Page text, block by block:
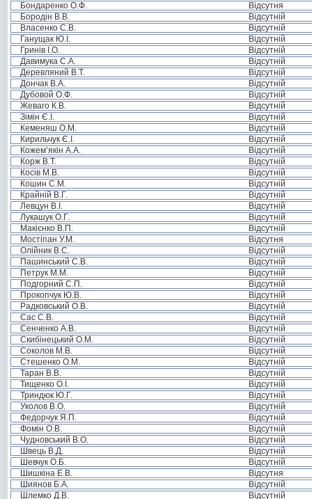
Бондаренко О.Ф.
Відсутня
Бородін В.В.
Відсутній
Власенко С.В.
Відсутній
Ганущак Ю.І.
Відсутній
Гринів І.О.
Відсутній
Давимука С.А.
Відсутній
Деревляний В.Т.
Відсутній
Дончак В.А.
Відсутній
Дубовой О.Ф.
Відсутній
Жеваго К.В.
Відсутній
Зімін Є.І.
Відсутній
Кеменяш О.М.
Відсутній
Кирильчук Є.І.
Відсутній
Кожем’якін А.А.
Відсутній
Корж В.Т.
Відсутній
Косів М.В.
Відсутній
Кошин С.М.
Відсутній
Крайній В.Г.
Відсутній
Левцун В.І.
Відсутній
Лукашук О.Г.
Відсутній
Макієнко В.П.
Відсутній
Мостіпан У.М.
Відсутня
Олійник В.С.
Відсутній
Пашинський С.В.
Відсутній
Петрук М.М.
Відсутній
Подгорний С.П.
Відсутній
Прокопчук Ю.В.
Відсутній
Радковський О.В.
Відсутній
Сас С.В.
Відсутній
Сенченко А.В.
Відсутній
Скибінецький О.М.
Відсутній
Соколов М.В.
Відсутній
Стешенко О.М.
Відсутній
Таран В.В.
Відсутній
Тищенко О.І.
Відсутній
Триндюк Ю.Г.
Відсутній
Уколов В.О.
Відсутній
Федорчук Я.П.
Відсутній
Фомін О.В.
Відсутній
Чудновський В.О.
Відсутній
Швець В.Д.
Відсутній
Шевчук О.Б.
Відсутній
Шишкіна Е.В.
Відсутня
Шиянов Б.А.
Відсутній
Шлемко Д.В.
Відсутній